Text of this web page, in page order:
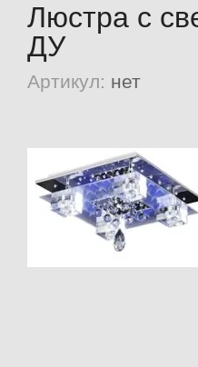
Люстра с
ДУ
Артикул: нет